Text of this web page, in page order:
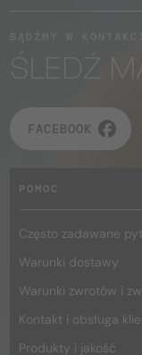
ŚLEDŹ
FACEBOOK
POMOC
Często zadawane
Warunki dostawy
Warunki zwrotów i
Kontakt i obsługa
Produkty i jakość